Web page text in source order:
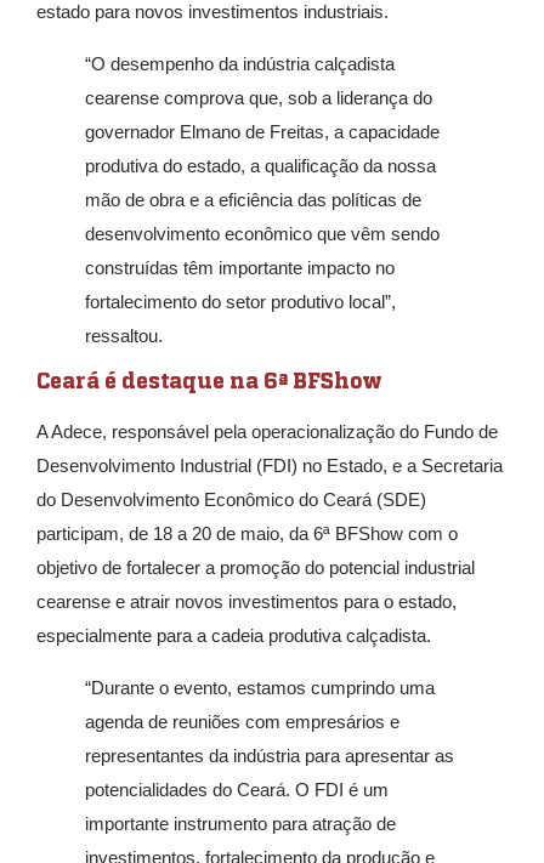
estado para novos investimentos industriais.
“O desempenho da indústria calçadista
cearense comprova que, sob a liderança do
governador Elmano de Freitas, a capacidade
produtiva do estado, a qualificação da nossa
mão de obra e a eficiência das políticas de
desenvolvimento econômico que vêm sendo
construídas têm importante impacto no
fortalecimento do setor produtivo local”,
ressaltou.
Ceará é destaque na 6ª BFShow
A Adece, responsável pela operacionalização do Fundo de
Desenvolvimento Industrial (FDI) no Estado, e a Secretaria
do Desenvolvimento Econômico do Ceará (SDE)
participam, de 18 a 20 de maio, da 6ª BFShow com o
objetivo de fortalecer a promoção do potencial industrial
cearense e atrair novos investimentos para o estado,
especialmente para a cadeia produtiva calçadista.
“Durante o evento, estamos cumprindo uma
agenda de reuniões com empresários e
representantes da indústria para apresentar as
potencialidades do Ceará. O FDI é um
importante instrumento para atração de
investimentos, fortalecimento da produção e